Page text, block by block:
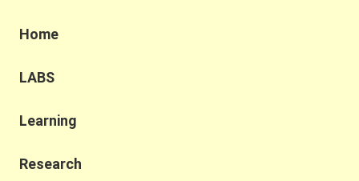
效果。加上宜家消費者對於商業機構對環境、社會嘅
嚟講係非常重要﹐有調查就發現63%消費者傾向支持
二手拍賣平台嘅誕生﹐消費者對於二手或有小瑕疵嘅
濟嘅經營模式，有助實現環境保護同經濟永續成長嘅
雙贏目標。 諗深一層﹐有時廢棄物品只係錯配嘅資
Home
LABS
Learning
Research